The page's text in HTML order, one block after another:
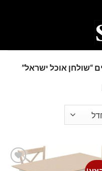
“שולחן אוכל ישראל”